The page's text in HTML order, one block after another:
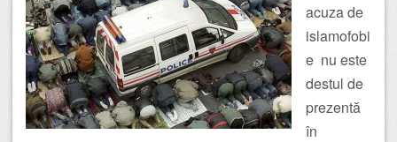
acuza de
islamofobi
e nu este
destul de
prezentă
în